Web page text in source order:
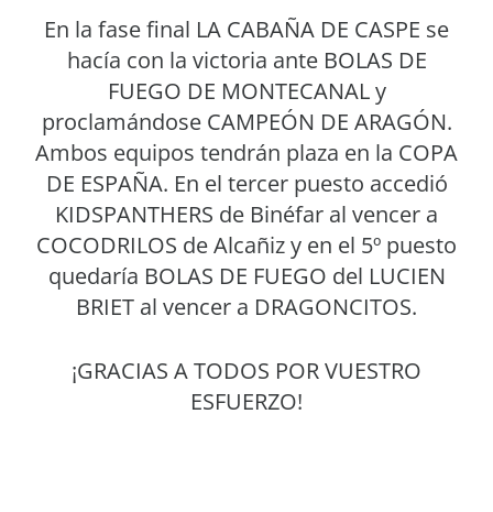
En la fase final LA CABAÑA DE CASPE se
hacía con la victoria ante BOLAS DE
FUEGO DE MONTECANAL y
proclamándose CAMPEÓN DE ARAGÓN.
Ambos equipos tendrán plaza en la COPA
DE ESPAÑA. En el tercer puesto accedió
KIDSPANTHERS de Binéfar al vencer a
COCODRILOS de Alcañiz y en el 5º puesto
quedaría BOLAS DE FUEGO del LUCIEN
BRIET al vencer a DRAGONCITOS.
¡GRACIAS A TODOS POR VUESTRO
ESFUERZO!